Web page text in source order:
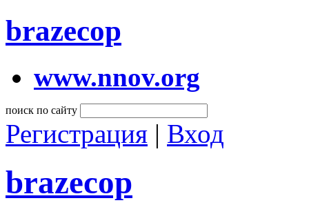
brazecop
www.nnov.org
поиск по сайту
Регистрация | Вход
brazecop